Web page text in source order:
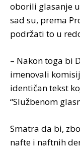
oborili glasanje
sad su, prema
podržati to u
– Nakon toga bi
imenovali
identičan tekst
“Službenom
Smatra da bi,
nafte i naftnih